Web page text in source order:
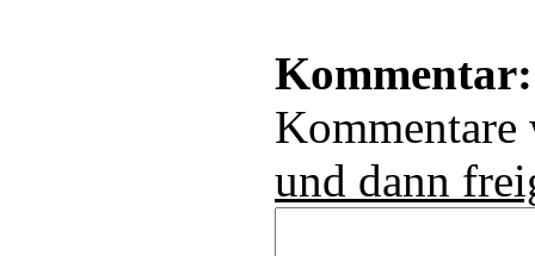
Kommentar:
und dann